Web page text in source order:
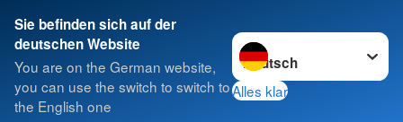
Sie befinden sich auf der
deutschen Website
You are on the German website,
you can use the switch to switch to
the English one
Sprache wechseln zu
Alles klar